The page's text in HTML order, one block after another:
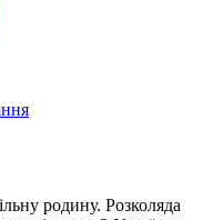
родину. Розколяда